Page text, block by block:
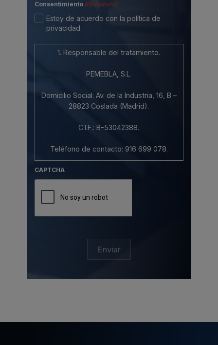
Consentimiento (Obligatorio)
Estoy de acuerdo con la política de
privacidad.
1. Responsable del tratamiento.
PEMEBLA, S.L.
Domicilio Social: Av. de la Industria, 16, B –
28823 Coslada (Madrid).
C.I.F.: B-53042388.
Teléfono de contacto: 916 699 078.
Correo electrónico: info@pemebla.com.
2. Protección de datos de carácter
personal.
tratamiento de sus datos con respecto a
retroactivos. Su acceso a este Sitio Web
este apartado.
CAPTCHA
Enviar